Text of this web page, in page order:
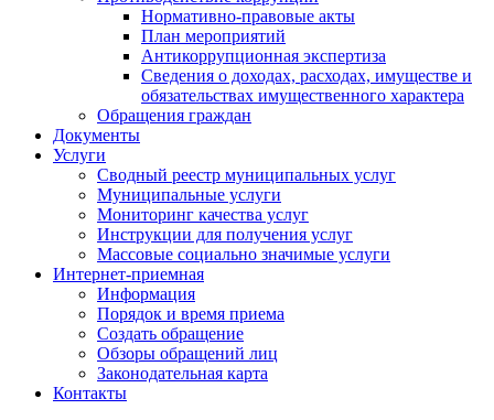
Нормативно-правовые акты
План мероприятий
Антикоррупционная экспертиза
Сведения о доходах, расходах, имуществе и
обязательствах имущественного характера
Обращения граждан
Документы
Услуги
Сводный реестр муниципальных услуг
Муниципальные услуги
Мониторинг качества услуг
Инструкции для получения услуг
Массовые социально значимые услуги
Интернет-приемная
Информация
Порядок и время приема
Создать обращение
Обзоры обращений лиц
Законодательная карта
Контакты